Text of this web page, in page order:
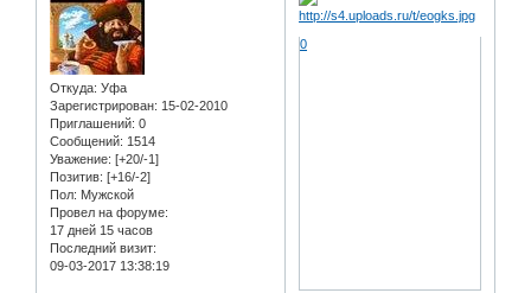
Откуда: Уфа
Зарегистрирован: 15-02-2010
Приглашений: 0
Сообщений: 1514
Уважение: [+20/-1]
Позитив: [+16/-2]
Пол: Мужской
Провел на форуме:
17 дней 15 часов
Последний визит:
09-03-2017 13:38:19
0